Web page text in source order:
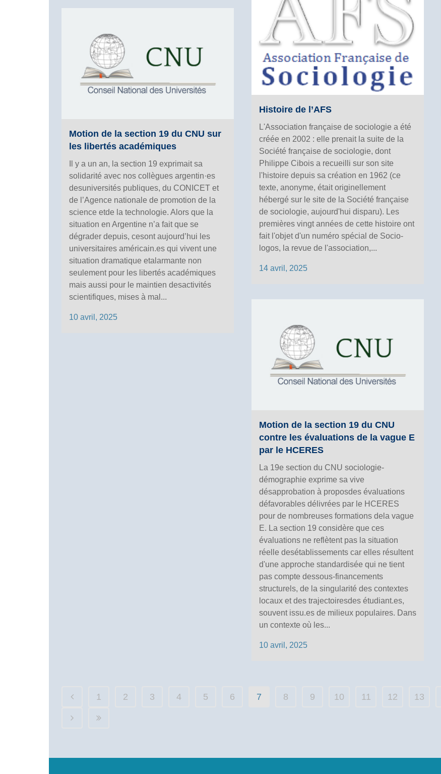
Histoire de l’AFS
L'Association française de sociologie a été
créée en 2002 : elle prenait la suite de la
Société française de sociologie, dont
Philippe Cibois a recueilli sur son site
l'histoire depuis sa création en 1962 (ce
texte, anonyme, était originellement
hébergé sur le site de la Société française
de sociologie, aujourd'hui disparu). Les
premières vingt années de cette histoire ont
fait l'objet d'un numéro spécial de Socio-
logos, la revue de l'association,...
14 avril, 2025
Motion de la section 19 du CNU sur
les libertés académiques
Il y a un an, la section 19 exprimait sa
solidarité avec nos collègues argentin·es
desuniversités publiques, du CONICET et
de l’Agence nationale de promotion de la
science etde la technologie. Alors que la
situation en Argentine n’a fait que se
dégrader depuis, cesont aujourd’hui les
universitaires américain.es qui vivent une
situation dramatique etalarmante non
seulement pour les libertés académiques
mais aussi pour le maintien desactivités
scientifiques, mises à mal...
10 avril, 2025
Motion de la section 19 du CNU
contre les évaluations de la vague E
par le HCERES
La 19e section du CNU sociologie-
démographie exprime sa vive
désapprobation à proposdes évaluations
défavorables délivrées par le HCERES
pour de nombreuses formations dela vague
E. La section 19 considère que ces
évaluations ne reflètent pas la situation
réelle desétablissements car elles résultent
d'une approche standardisée qui ne tient
pas compte dessous-financements
structurels, de la singularité des contextes
locaux et des trajectoiresdes étudiant.es,
souvent issu.es de milieux populaires. Dans
un contexte où les...
10 avril, 2025
1 2 3 4 5 6 7 8 9 10 11 12 13